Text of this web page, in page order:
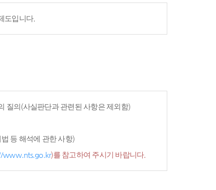
도입니다.
질의(사실판단과 관련된 사항은 제외함)
등 해석에 관한 사항)
www.nts.go.kr)를 참고하여 주시기 바랍니다.